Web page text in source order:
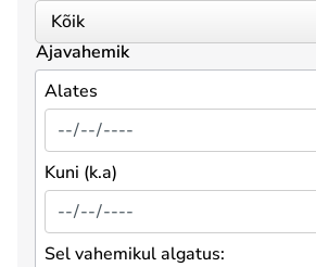
Ajavahemik
Alates
Kuni (k.a)
Sel vahemikul algatus: